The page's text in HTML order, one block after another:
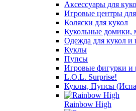
Аксессуары для
Игровые центры
Коляски для кукол
Кукольные домики,
Одежда для кукол и
Куклы
Пупсы
Игровые фигурки и
L.O.L. Surprise!
Куклы, Пупсы
Rainbow High